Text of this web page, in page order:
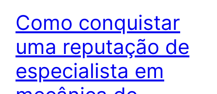
Como conquistar
uma reputação de
especialista em